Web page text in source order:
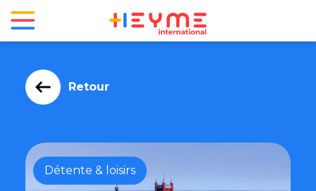
Retour
Détente & loisirs